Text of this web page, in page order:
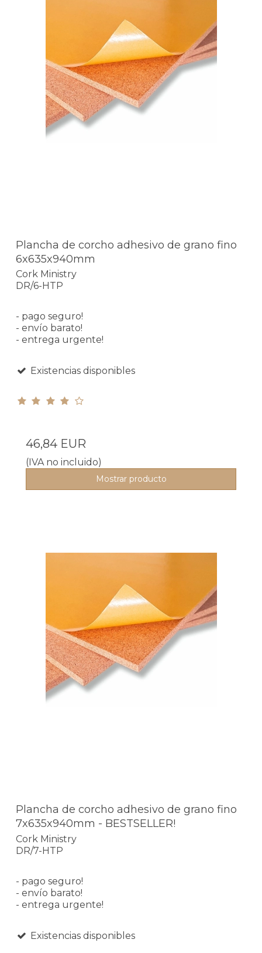
Plancha de corcho adhesivo de grano fino
6x635x940mm
Cork Ministry
DR/6-HTP
- pago seguro!
- envío barato!
- entrega urgente!
Existencias disponibles
46,84 EUR
(IVA no incluido)
Mostrar producto
Plancha de corcho adhesivo de grano fino
7x635x940mm - BESTSELLER!
Cork Ministry
DR/7-HTP
- pago seguro!
- envío barato!
- entrega urgente!
Existencias disponibles